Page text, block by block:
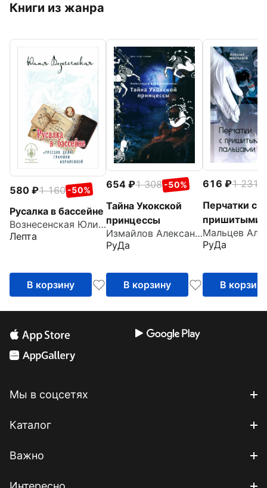
Книги из жанра
580 1 160 -50%
Русалка в бассейне
Вознесенская Юлия Николаевна
Лепта
В корзину
654 1 308 -50%
Тайна Укокской
принцессы
Измайлов Александр
РуДа
В корзину
616 1 231
Перчатки с
пришитыми
пальцами
РуДа
В корзину
Мы в соцсетях
Каталог
Важно